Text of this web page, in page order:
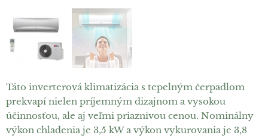
Táto inverterová klimatizácia s tepelným čerpadlom
prekvapí nielen príjemným dizajnom a vysokou
účinnosťou, ale aj veľmi priaznivou cenou. Nominálny
výkon chladenia je 3,5 kW a výkon vykurovania je 3,8